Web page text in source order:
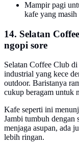
Mampir pagi
kafe yang masih
14. Selatan
ngopi sore
Selatan Coffee Club
industrial yang kece
outdoor. Baristanya
cukup beragam untuk
Kafe seperti ini
Jambi tumbuh dengan
menjaga asupan, ada
lebih ringan.